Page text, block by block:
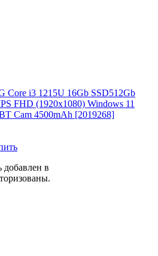
Core i3 1215U 16Gb SSD512Gb
FHD (1920x1080) Windows 11
Cam 4500mAh [2019268]
добавлен в